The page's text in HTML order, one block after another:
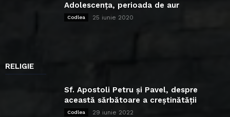
Adolescența, perioada de aur
Codlea 25 iunie 2020
RELIGIE
Sf. Apostoli Petru și Pavel, despre
această sărbătoare a creștinătății
Codlea 29 iunie 2022